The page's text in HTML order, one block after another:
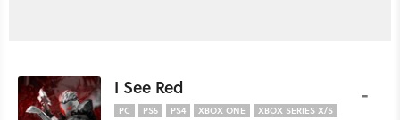
I See Red
PC PS5 PS4 XBOX ONE
XBOX SERIES X/S
-